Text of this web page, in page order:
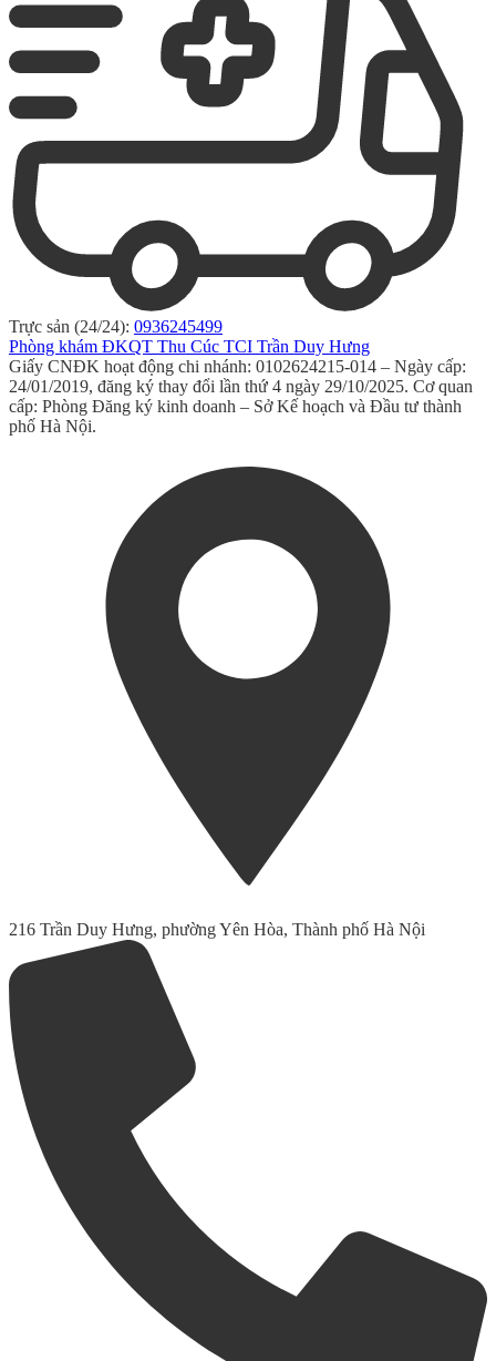
Trực sản (24/24): 0936245499
Phòng khám ĐKQT Thu Cúc TCI Trần Duy Hưng
Giấy CNĐK hoạt động chi nhánh: 0102624215-014 – Ngày cấp:
24/01/2019, đăng ký thay đổi lần thứ 4 ngày 29/10/2025. Cơ quan
cấp: Phòng Đăng ký kinh doanh – Sở Kế hoạch và Đầu tư thành
phố Hà Nội.
216 Trần Duy Hưng, phường Yên Hòa, Thành phố Hà Nội